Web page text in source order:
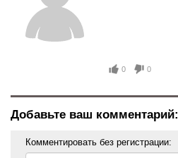
0 0
Добавьте ваш комментарий:
Комментировать без регистрации: